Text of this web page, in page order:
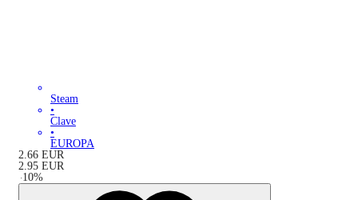
Steam
•
Clave
•
EUROPA
2.66 EUR
2.95 EUR
-10%